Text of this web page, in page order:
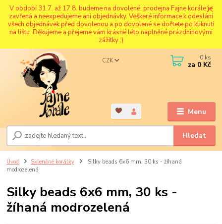
V období 31.7. až 17.8. budeme na dovolené, prodejna Fajne korále je
zavřená a neexpedujeme ani objednávky. Veškeré informace k odeslání
všech objednávek před dovolenou a po dovolené se dočtete po kliknutí
na lištu. Děkujeme a přejeme vám krásné léto naplněné prázdninovými
zážitky :)
Menu
CZK
Hledat
0 ks
za 0 Kč
Úvod Skleněné korálky
Silky beads 6x6 mm, 30 ks - žíhaná
modrozelená
Silky beads 6x6 mm, 30 ks -
žíhaná modrozelená